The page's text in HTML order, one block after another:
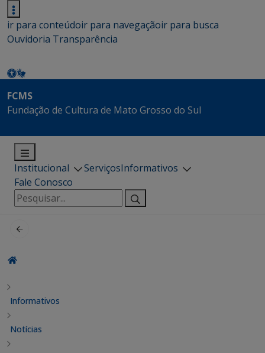
ir para conteúdoir para navegaçãoir para busca
Ouvidoria Transparência
FCMS
Fundação de Cultura de Mato Grosso do Sul
Institucional ServiçosInformativos
Fale Conosco
Pesquisar
por:
Informativos
Notícias